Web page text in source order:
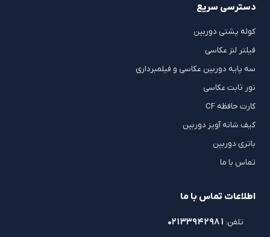
دسترسی سریع
کوله پشتی دوربین
فیلتر لنز عکاسی
سه پایه دوربین عکاسی و فیلمبرداری
نور ثابت عکاسی
کارت حافظه CF
کیف شانه آویز دوربین
باتری دوربین
تماس با ما
اطلاعات تماس با ما
تلفن: ۰۲۱۳۳۹۴۲۹۸۱